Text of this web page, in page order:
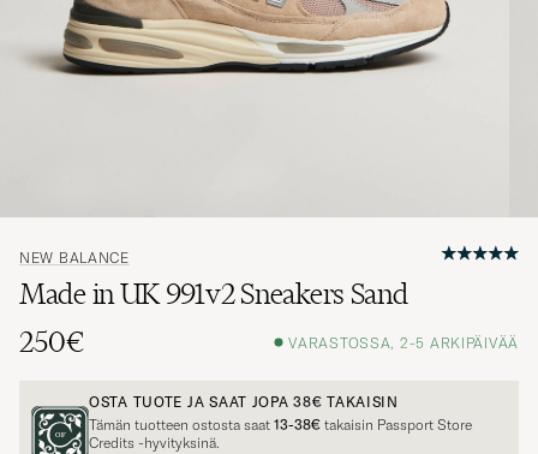
NEW BALANCE
Made in UK 991v2 Sneakers Sand
250€
VARASTOSSA, 2-5 ARKIPÄIVÄÄ
OSTA TUOTE JA SAAT JOPA38€ TAKAISIN
Tämän tuotteen ostosta saat 13-38€ takaisin Passport Store
Credits -hyvityksinä.